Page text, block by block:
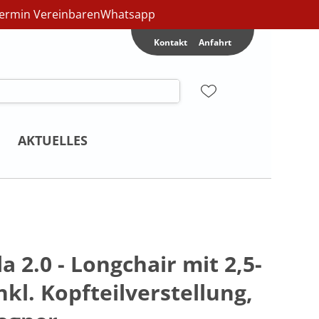
VereinbarenWhatsapp
Kontakt Anfahrt
AKTUELLES
2.0 - Longchair mit 2,5-
Kopfteilverstellung,